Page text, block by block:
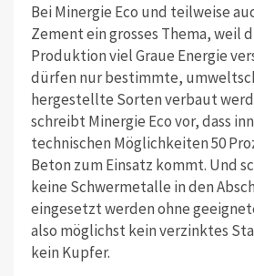
Bei Minergie Eco und teilweise
Zement ein grosses Thema, weil
Produktion viel Graue Energie
dürfen nur bestimmte,
hergestellte Sorten verbaut
schreibt Minergie Eco vor, dass
technischen Möglichkeiten 50
Beton zum Einsatz kommt. Und
keine Schwermetalle in den
eingesetzt werden ohne
also möglichst kein verzinktes
kein Kupfer.